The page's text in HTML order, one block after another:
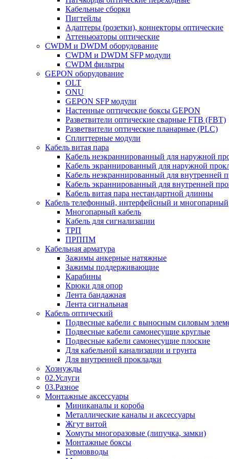
Кабельные сборки
Пигтейлы
Адаптеры (розетки), коннекторы оптические
Аттеньюаторы оптические
CWDM и DWDM оборудование
CWDM и DWDM SFP модули
CWDM фильтры
GEPON оборудование
OLT
ONU
GEPON SFP модули
Настенные оптические боксы GEPON
Разветвители оптические сварные FTB (FBT)
Разветвители оптические планарные (PLC)
Сплиттерные модули
Кабель витая пара
Кабель неэкраннированный для наружной
Кабель экраннированный для наружной
Кабель неэкраннированный для внутренней
Кабель экраннированный для внутренней
Кабель витая пара нестандартной длинны
Кабель телефонный, интерфейсный и многопарный
Многопарный кабель
Кабель для сигнализации
ТРП
ПРППМ
Кабельная арматура
Зажимы анкерные натяжные
Зажимы поддерживающие
Карабины
Крюки для опор
Лента бандажная
Лента сигнальная
Кабель оптический
Подвесные кабели с выносным силовым
Подвесные кабели самонесущие круглые
Подвесные кабели самонесущие плоские
Для кабельной канализации и грунта
Для внутренней прокладки
Хознужды
02.Услуги
03.Разное
Монтажные аксессуары
Миниканалы и короба
Металлические каналы и аксессуары
Жгут витой
Хомуты многоразовые (липучка, замки)
Монтажные боксы
Гермовводы